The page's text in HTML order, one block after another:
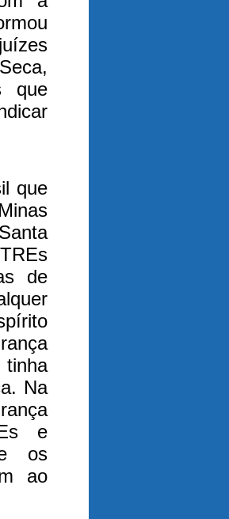
que
que
de
tinha
Na
e
os
ao